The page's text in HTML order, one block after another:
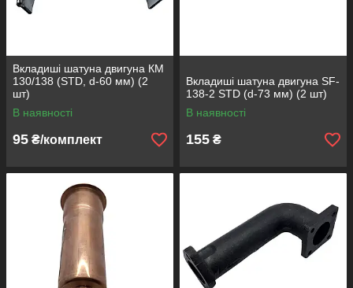
Вкладиші шатуна двигуна КМ
130/138 (STD, d-60 мм) (2
шт)
В наявності
95 ₴/комплект
Вкладиші шатуна двигуна SF-
138-2 STD (d-73 мм) (2 шт)
В наявності
155 ₴